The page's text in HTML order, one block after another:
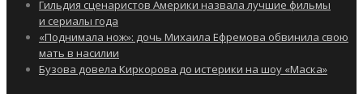
Гильдия сценаристов Америки назвала лучшие фильмы
и сериалы года
«Поднимала нож»: дочь Михаила Ефремова обвинила свою
мать в насилии
Бузова довела Киркорова до истерики на шоу «Маска»